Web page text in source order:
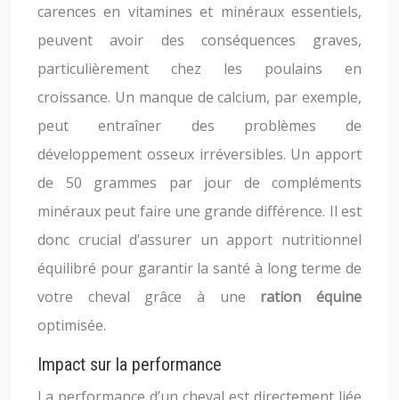
carences en vitamines et minéraux essentiels,
peuvent avoir des conséquences graves,
particulièrement chez les poulains en
croissance. Un manque de calcium, par exemple,
peut entraîner des problèmes de
développement osseux irréversibles. Un apport
de 50 grammes par jour de compléments
minéraux peut faire une grande différence. Il est
donc crucial d’assurer un apport nutritionnel
équilibré pour garantir la santé à long terme de
votre cheval grâce à une ration équine
optimisée.
Impact sur la performance